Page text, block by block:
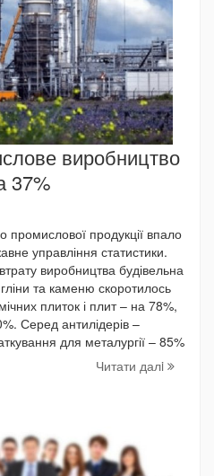
виробництво
37%
промислової продукції впало
управління статистики.
виробництва будівельна
та каменю скоротилось
плиток і плит – на 78%,
Серед антилідерів –
для металургії – 85%
Читати далi